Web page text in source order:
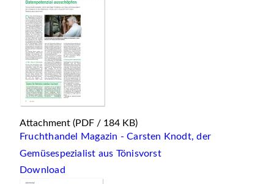
Attachment (PDF / 184 KB)
Fruchthandel Magazin - Carsten Knodt, der
Gemüsespezialist aus Tönisvorst
Download